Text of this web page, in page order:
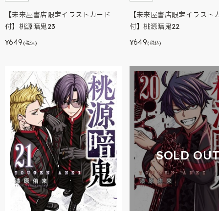
【未来屋書店限定イラストカード
付】桃源暗鬼23
¥649 (税込)
【未来屋書店限定イラスト
付】桃源暗鬼22
¥649(税込)
SOLD